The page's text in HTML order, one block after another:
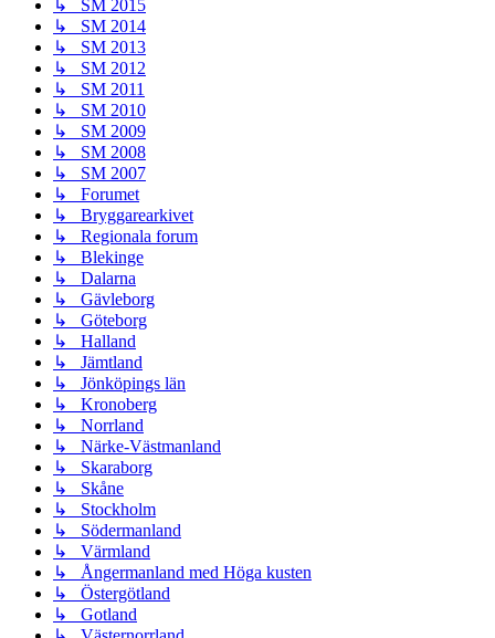
↳ SM 2015
↳ SM 2014
↳ SM 2013
↳ SM 2012
↳ SM 2011
↳ SM 2010
↳ SM 2009
↳ SM 2008
↳ SM 2007
↳ Forumet
↳ Bryggarearkivet
↳ Regionala forum
↳ Blekinge
↳ Dalarna
↳ Gävleborg
↳ Göteborg
↳ Halland
↳ Jämtland
↳ Jönköpings län
↳ Kronoberg
↳ Norrland
↳ Närke-Västmanland
↳ Skaraborg
↳ Skåne
↳ Stockholm
↳ Södermanland
↳ Värmland
↳ Ångermanland med Höga kusten
↳ Östergötland
↳ Gotland